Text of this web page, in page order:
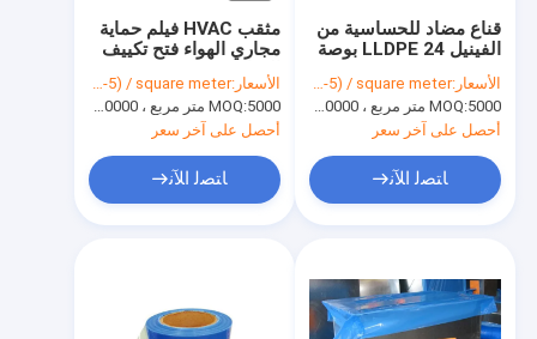
مثقب HVAC فيلم حماية
مجاري الهواء فتح تكييف
الهواء 24 بوصة 300 قدم
الأسعار:USD(0.03-5) / square meter
MOQ:5000 متر مربع ، 10000 متر مربع مع الطباعة
أحصل على آخر سعر
ﺎﺘﺼﻟ ﺍﻶﻧ
قناع مضاد للحساسية من
الفينيل LLDPE 24 بوصة
HVAC
الأسعار:USD(0.03-5) / square meter
MOQ:5000 متر مربع ، 10000 متر مربع مع الطباعة
أحصل على آخر سعر
ﺎﺘﺼﻟ ﺍﻶﻧ